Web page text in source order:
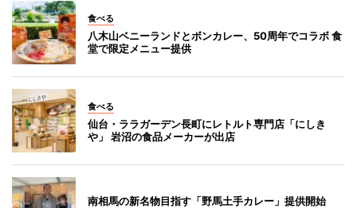
食べる
八木山ベニーランドとボンカレー、50周年でコラボ 食
堂で限定メニュー提供
食べる
仙台・ララガーデン長町にレトルト専門店「にしき
や」 岩沼の食品メーカーが出店
南相馬の新名物目指す「野馬土手カレー」提供開始